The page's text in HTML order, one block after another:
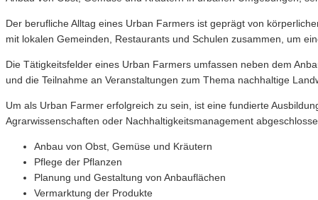
Der berufliche Alltag eines Urban Farmers ist geprägt von
mit lokalen Gemeinden, Restaurants und Schulen zusammen, um
Die Tätigkeitsfelder eines Urban Farmers umfassen neben dem
und die Teilnahme an Veranstaltungen zum Thema nachhaltige
Um als Urban Farmer erfolgreich zu sein, ist eine fundierte
Agrarwissenschaften oder Nachhaltigkeitsmanagement
Anbau von Obst, Gemüse und Kräutern
Pflege der Pflanzen
Planung und Gestaltung von Anbauflächen
Vermarktung der Produkte